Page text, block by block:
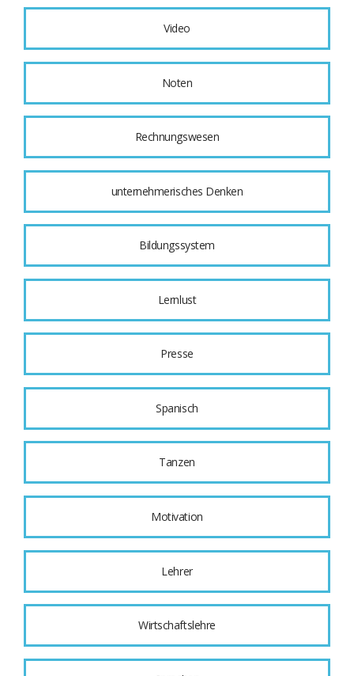
Video
Noten
Rechnungswesen
unternehmerisches Denken
Bildungssystem
Lernlust
Presse
Spanisch
Tanzen
Motivation
Lehrer
Wirtschaftslehre